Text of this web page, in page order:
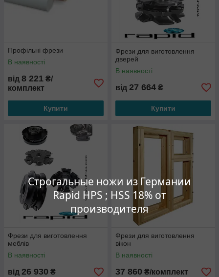
Строгальные ножи из Германии
Rapid HPS ; HSS 18% от
производителя
Профільні фрези
В наявності
від 8 221 ₴/
комплект
Купити
Фрези для виготовлення
дверей
В наявності
від 27 664 ₴
Купити
Фрези для виготовлення
меблів
В наявності
від 26 930 ₴
Фрези для виготовлення
вікон
В наявності
37 860 ₴/комплект